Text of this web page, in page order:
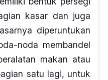
kasar dan juga
diperuntukan
noda membandel
makan atau
satu lagi, untuk